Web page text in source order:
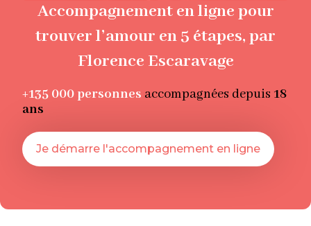
Accompagnement en ligne pour
trouver l’amour en 5 étapes, par
Florence Escaravage
+135 000 personnes accompagnées depuis 18
ans
Je démarre l'accompagnement en ligne